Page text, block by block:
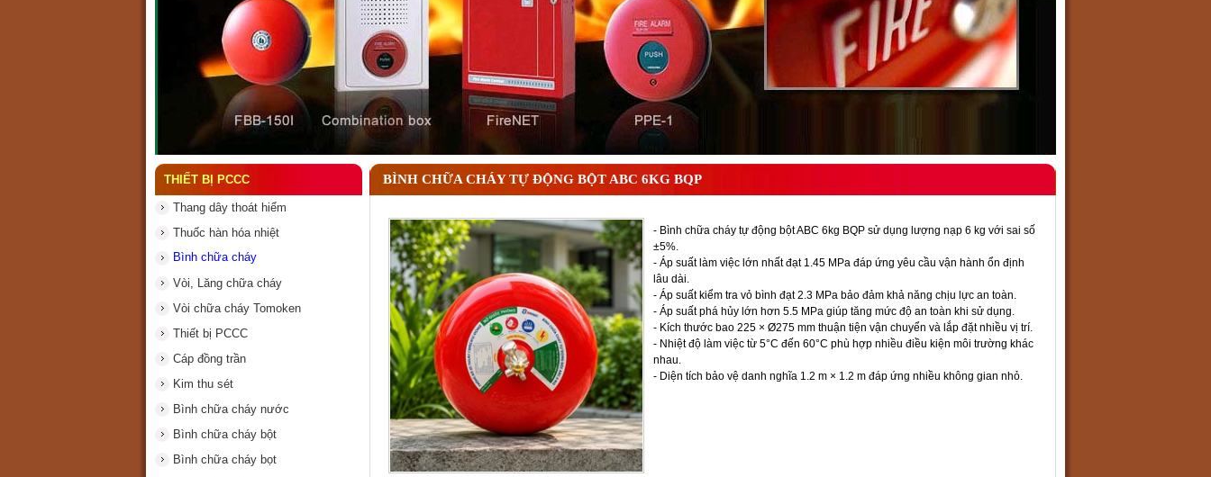
THIẾT BỊ PCCC
Thang dây thoát hiểm
Thuốc hàn hóa nhiệt
Bình chữa cháy
Vòi, Lăng chữa cháy
Vòi chữa cháy Tomoken
Thiết bị PCCC
Cáp đồng trần
Kim thu sét
Bình chữa cháy nước
Bình chữa cháy bột
Bình chữa cháy bọt
BÌNH CHỮA CHÁY TỰ ĐỘNG BỘT ABC 6KG BQP
- Bình chữa cháy tự động bột ABC 6kg BQP sử dụng lượng nạp 6 kg với sai số
±5%.
- Áp suất làm việc lớn nhất đạt 1.45 MPa đáp ứng yêu cầu vận hành ổn định
lâu dài.
- Áp suất kiểm tra vỏ bình đạt 2.3 MPa bảo đảm khả năng chịu lực an toàn.
- Áp suất phá hủy lớn hơn 5.5 MPa giúp tăng mức độ an toàn khi sử dụng.
- Kích thước bao 225 × Ø275 mm thuận tiện vận chuyển và lắp đặt nhiều vị trí.
- Nhiệt độ làm việc từ 5°C đến 60°C phù hợp nhiều điều kiện môi trường khác
nhau.
- Diện tích bảo vệ danh nghĩa 1.2 m × 1.2 m đáp ứng nhiều không gian nhỏ.